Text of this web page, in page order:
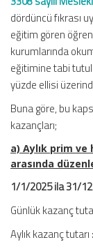
dördüncü fıkrası
eğitim gören
kurumlarında
eğitimine tabi
yüzde ellisi
Buna göre, bu
kazançları;
a) Aylık prim ve
arasında
1/1/2025 ila 31/
Günlük kazanç
Aylık kazanç